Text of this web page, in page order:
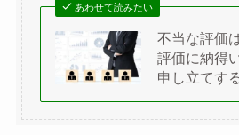
あわせて読みたい
不当な評価
評価に納得
申し立てす